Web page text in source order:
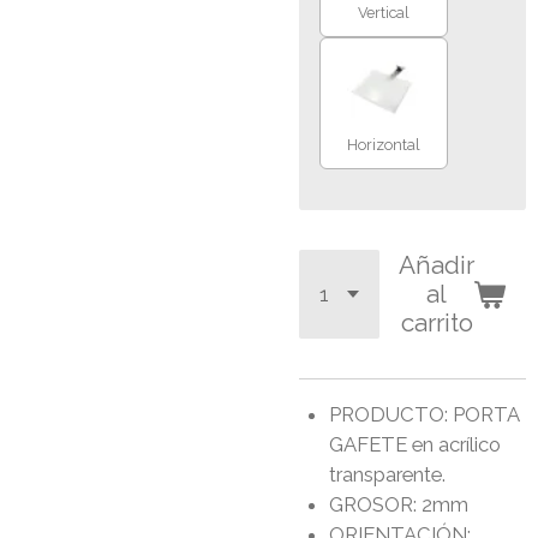
Vertical
Horizontal
Añadir
al
carrito
PRODUCTO: PORTA
GAFETE en acrílico
transparente.
GROSOR: 2mm